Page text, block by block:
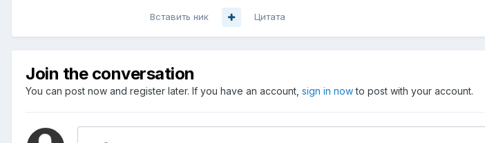
Вставить ник Цитата
Join the conversation
You can post now and register later. If you have an account, sign in nowto post with your account.